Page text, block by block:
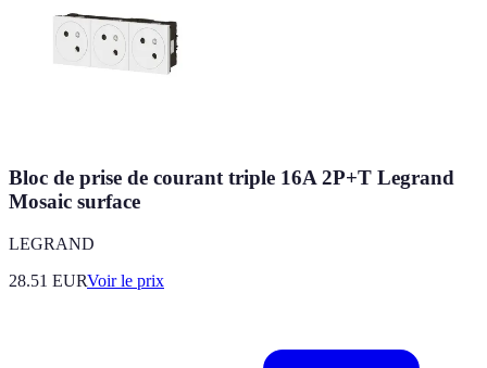
Bloc de prise de courant triple 16A 2P+T Legrand
Mosaic surface
LEGRAND
28.51 EURVoir le prix